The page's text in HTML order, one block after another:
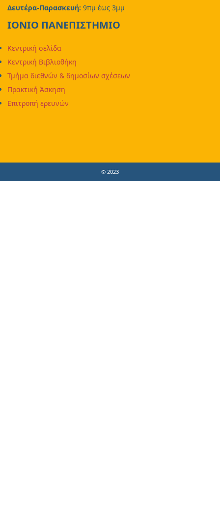
Δευτέρα-Παρασκευή: 9πμ έως 3μμ
ΙΟΝΙΟ ΠΑΝΕΠΙΣΤΗΜΙΟ
Κεντρική σελίδα
Κεντρική Βιβλιοθήκη
Τμήμα διεθνών & δημοσίων σχέσεων
Πρακτική Άσκηση
Επιτροπή ερευνών
© 2023